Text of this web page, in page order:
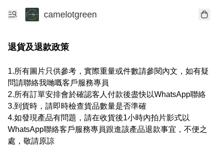
camelotgreen
退貨及退款政策
1.所有圖片只供參考，實際重量或件數請參閱內文，如有疑
問請聯絡我哋嘅客戶服務專員
2.所有訂單安排會於確認客人付款後盡快以WhatsApp聯絡
3.到貨時，請即時檢查貨品數量是否準確
4.如發現產品有問題，請在收貨後1小時內拍片影式以
WhatsApp聯絡客戶服務專員跟進該產品退款事宜，不便之
處，敬請原諒